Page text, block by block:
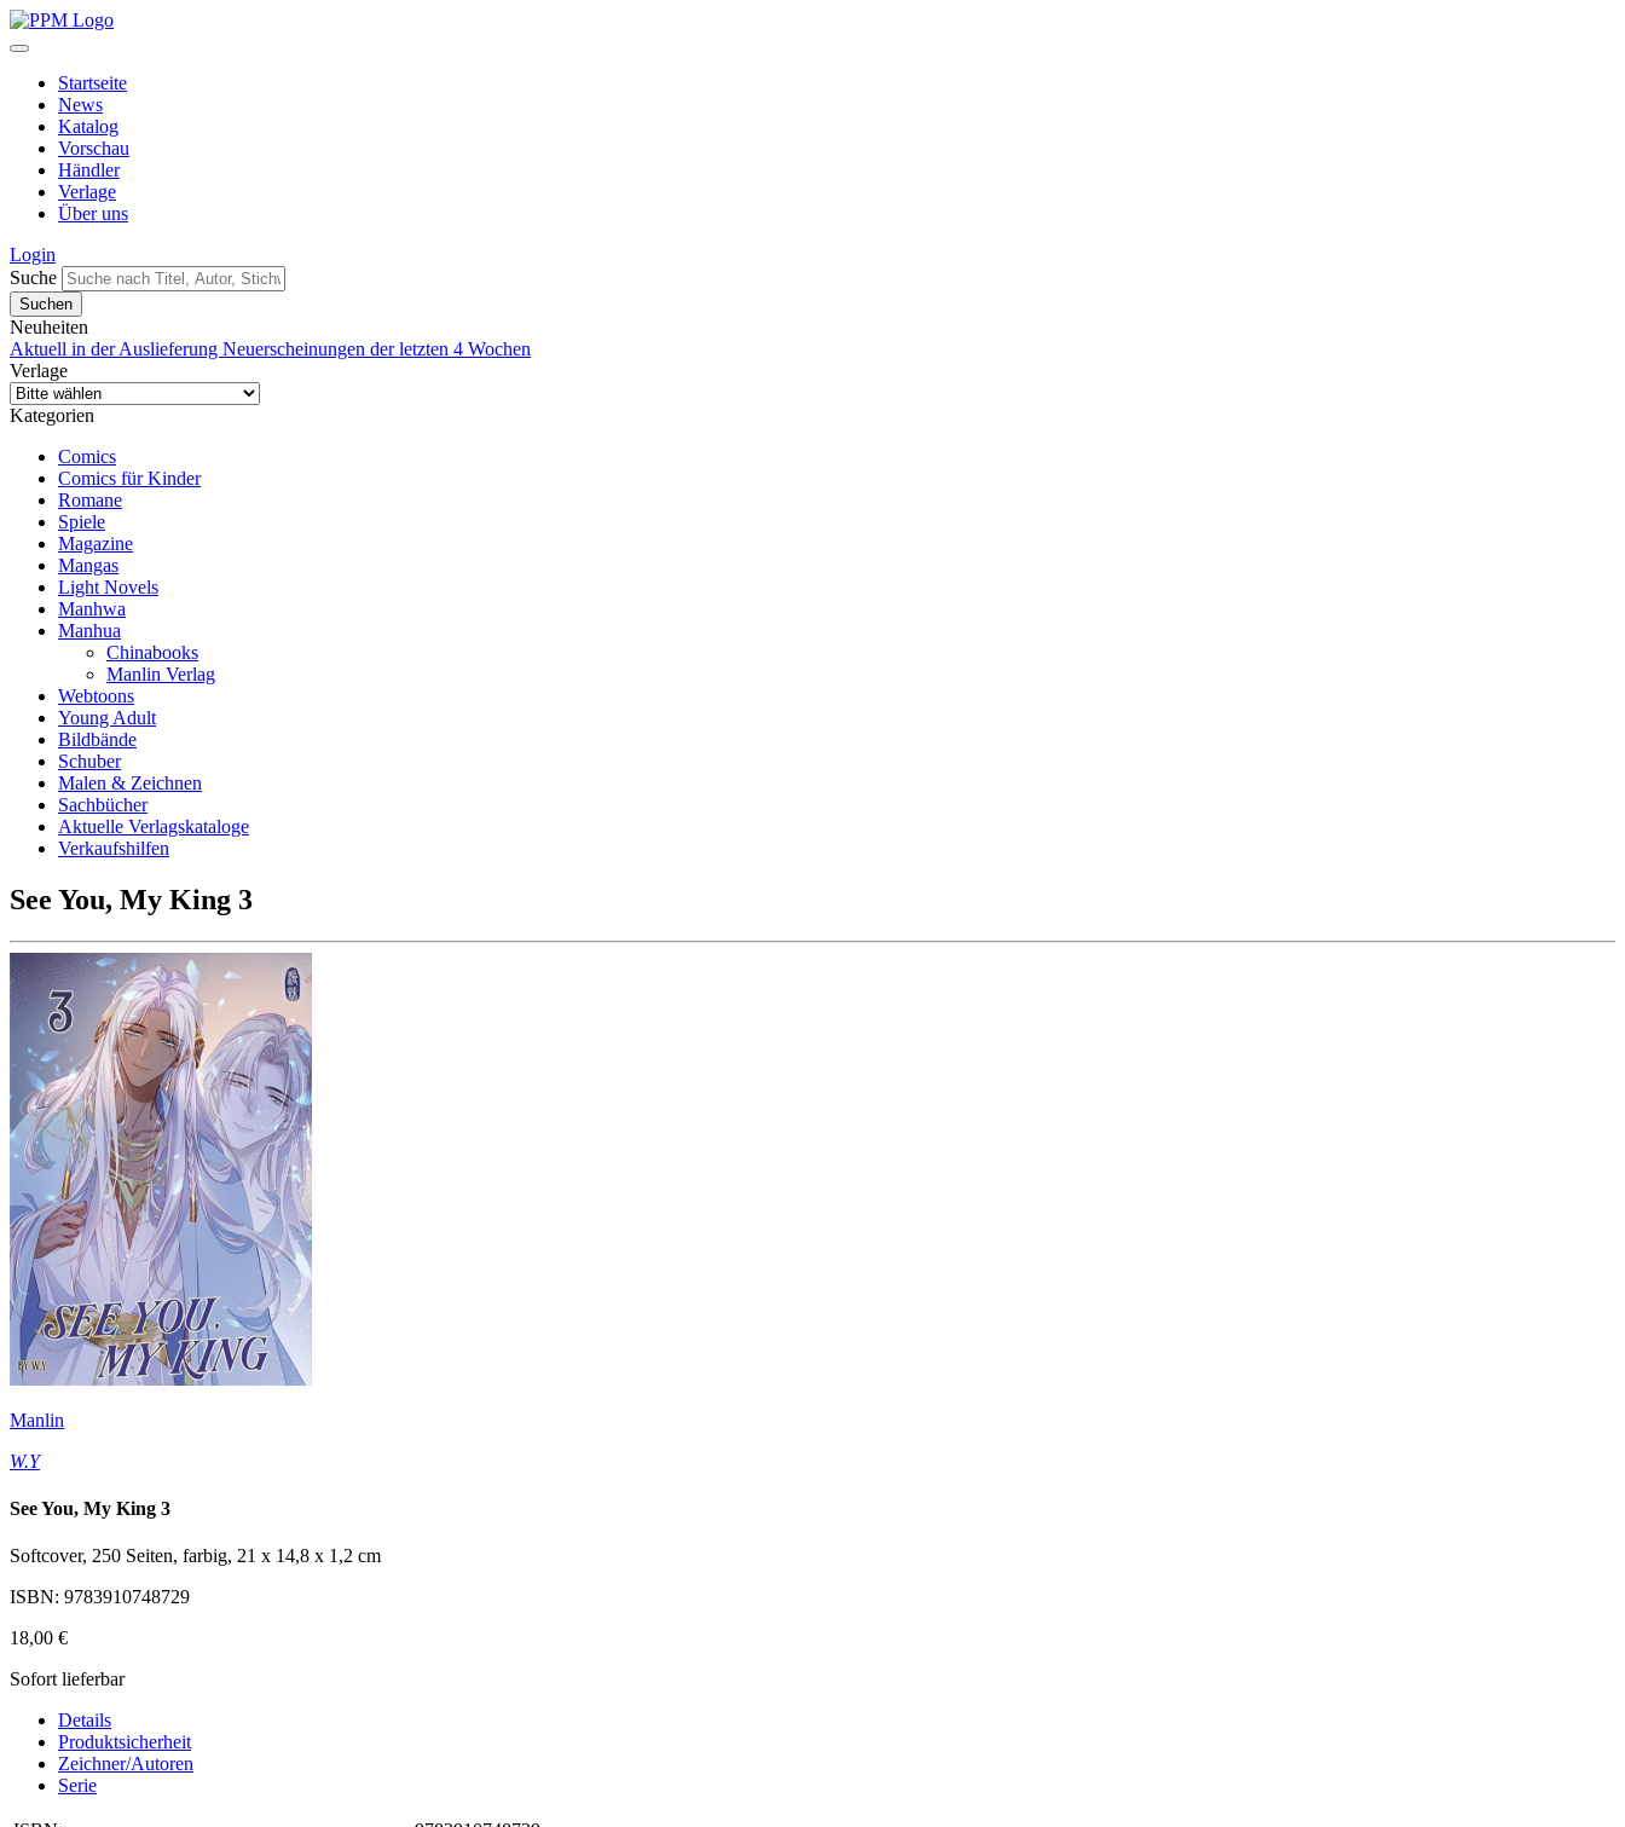
Startseite
News
Katalog
Vorschau
Händler
Verlage
Über uns
Login
Suche
Neuheiten
Aktuell in der Auslieferung Neuerscheinungen der letzten 4 Wochen
Verlage
Kategorien
Comics
Comics für Kinder
Romane
Spiele
Magazine
Mangas
Light Novels
Manhwa
Manhua
Chinabooks
Manlin Verlag
Webtoons
Young Adult
Bildbände
Schuber
Malen & Zeichnen
Sachbücher
Aktuelle Verlagskataloge
Verkaufshilfen
See You, My King 3
Manlin
W.Y
See You, My King 3
Softcover, 250 Seiten, farbig, 21 x 14,8 x 1,2 cm
ISBN: 9783910748729
18,00 €
Sofort lieferbar
Details
Produktsicherheit
Zeichner/Autoren
Serie